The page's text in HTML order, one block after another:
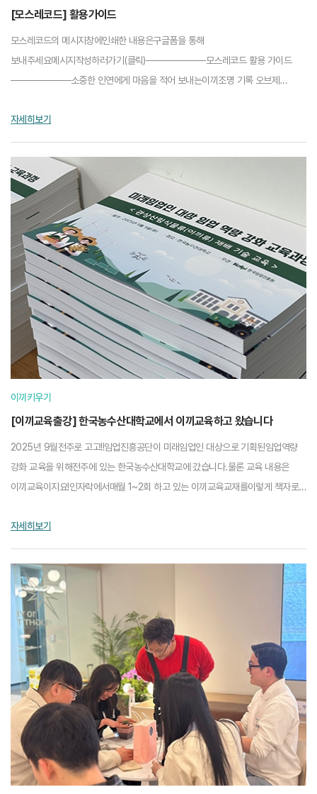
[모스레코드] 활용가이드
모스레코드의 메시지창에인쇄한 내용은구글폼을 통해
보내주세요메시지작성하러가기(클릭)─────────모스레코드 활용 가이드
─────────소중한 인연에게 마음을 적어 보내는이끼조명 기록 오브제
자세히보기
이끼키우기
[이끼교육출강] 한국농수산대학교에서 이끼교육하고 왔습니다
2025년 9월전주로 고고!!임업진흥공단이 미래임업인 대상으로 기획된임업역량
강화 교육을 위해전주에 있는 한국농수산대학교에 갔습니다.물론 교육 내용은
이끼교육이지요!인자락에서매월 1~2회 하고 있는 이끼교육교재를이렇게 책자로
자세히보기